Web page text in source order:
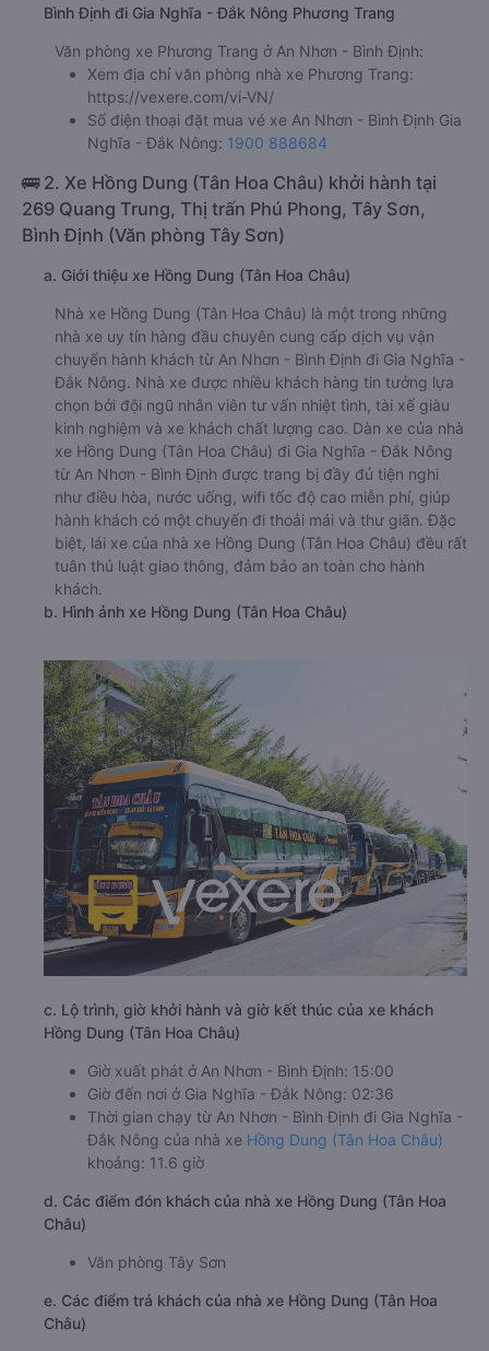
Bình Định đi Gia Nghĩa - Đắk Nông Phương Trang
Văn phòng xe Phương Trang ở An Nhơn - Bình Định:
Xem địa chỉ văn phòng nhà xe Phương Trang:
https://vexere.com/vi-VN/
Số điện thoại đặt mua vé xe An Nhơn - Bình Định Gia
Nghĩa - Đắk Nông: 1900 888684
🚌 2. Xe Hồng Dung (Tân Hoa Châu) khởi hành tại
269 Quang Trung, Thị trấn Phú Phong, Tây Sơn,
Bình Định (Văn phòng Tây Sơn)
a. Giới thiệu xe Hồng Dung (Tân Hoa Châu)
Nhà xe Hồng Dung (Tân Hoa Châu) là một trong những
nhà xe uy tín hàng đầu chuyên cung cấp dịch vụ vận
chuyển hành khách từ An Nhơn - Bình Định đi Gia Nghĩa -
Đắk Nông. Nhà xe được nhiều khách hàng tin tưởng lựa
chọn bởi đội ngũ nhân viên tư vấn nhiệt tình, tài xế giàu
kinh nghiệm và xe khách chất lượng cao. Dàn xe của nhà
xe Hồng Dung (Tân Hoa Châu) đi Gia Nghĩa - Đắk Nông
từ An Nhơn - Bình Định được trang bị đầy đủ tiện nghi
như điều hòa, nước uống, wifi tốc độ cao miễn phí, giúp
hành khách có một chuyến đi thoải mái và thư giãn. Đặc
biệt, lái xe của nhà xe Hồng Dung (Tân Hoa Châu) đều rất
tuân thủ luật giao thông, đảm bảo an toàn cho hành
khách.
b. Hình ảnh xe Hồng Dung (Tân Hoa Châu)
c. Lộ trình, giờ khởi hành và giờ kết thúc của xe khách
Hồng Dung (Tân Hoa Châu)
Giờ xuất phát ở An Nhơn - Bình Định: 15:00
Giờ đến nơi ở Gia Nghĩa - Đắk Nông: 02:36
Thời gian chạy từ An Nhơn - Bình Định đi Gia Nghĩa -
Đắk Nông của nhà xe Hồng Dung (Tân Hoa Châu)
khoảng: 11.6 giờ
d. Các điểm đón khách của nhà xe Hồng Dung (Tân Hoa
Châu)
Văn phòng Tây Sơn
e. Các điểm trả khách của nhà xe Hồng Dung (Tân Hoa
Châu)